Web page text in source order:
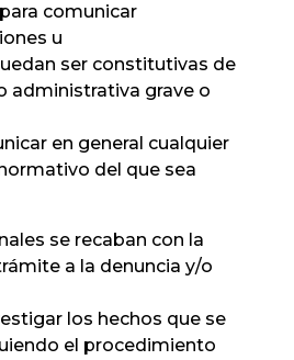
comunicar
u
ser constitutivas de
administrativa grave o
en general cualquier
del que sea
se recaban con la
a la denuncia y/o
los hechos que se
el procedimiento